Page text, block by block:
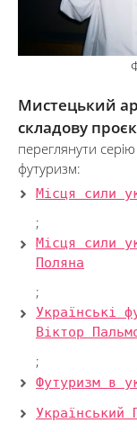
Мистецький
складову
переглянути серію
футуризм:
Місця сили
;
Місця сили
Поляна
;
Українські
Віктор
;
Футуризм в
Український